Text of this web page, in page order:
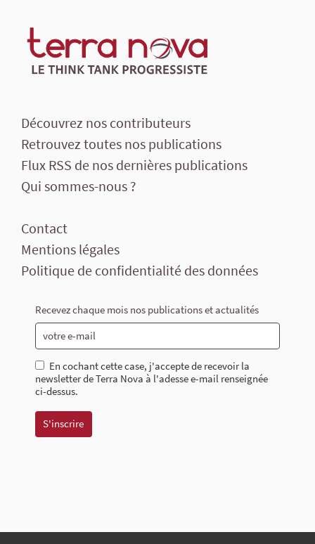
Découvrez nos contributeurs
Retrouvez toutes nos publications
Flux RSS de nos dernières publications
Qui sommes-nous ?
Contact
Mentions légales
Politique de confidentialité des données
Recevez chaque mois nos publications et actualités
En cochant cette case, j'accepte de recevoir la
newsletter de Terra Nova à l'adesse e-mail renseignée
ci-dessus.